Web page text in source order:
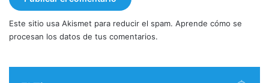
Este sitio usa Akismet para reducir el spam. Aprende cómo se
procesan los datos de tus comentarios.